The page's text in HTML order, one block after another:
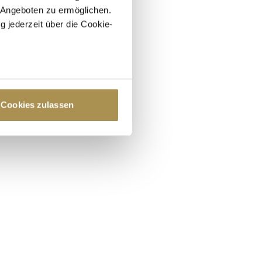
zu ermöglichen.
jederzeit über die Cookie-
sein können
Präferenzen im
anbieten zu können
Verwendung unserer
diese Informationen
Cookies zulassen